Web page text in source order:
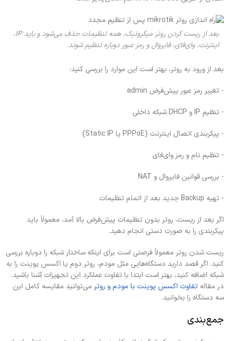
بعد از ریست کردن روتر میکروتیک، همه تنظیمات حذف می‌شود و باید IP،
اینترنت، وای‌فای، فایروال و رمز عبور دوباره تنظیم شوند.
بعد از ورود به روتر، بهتر است این موارد را بررسی کنید:
-‌ تغییر رمز عبور پیش‌فرض admin
-‌ تنظیم IP و DHCP شبکه داخلی
-‌ پیکربندی اتصال اینترنت (PPPoE یا Static IP)
-‌ تنظیم نام و رمز وای‌فای
-‌ بررسی قوانین فایروال و NAT
-‌ تهیه Backup جدید بعد از اتمام تنظیمات
اگر بعد از ریست، روتر بدون تنظیمات پیش‌فرض بالا آمد، معمولاً باید
پیکربندی را به‌ صورت دستی انجام دهید.
ریست شدن روتر معمولاً فرصتی است برای اینکه ساختار شبکه را دوباره بررسی
کنید. اگر قصد دارید دستگاه‌هایی مثل مودم، روتر دوم یا اکسس پوینت را به
شبکه اضافه کنید، بهتر است ابتدا با تفاوت عملکرد این تجهیزات آشنا باشید.
در مقاله تفاوت اکسس پوینت با مودم و روتر می‌توانید مقایسه کامل این
سه دستگاه را بخوانید.
جمع‌بندی